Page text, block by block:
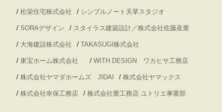
/ 松栄住宅株式会社 / シンプルノート天草スタジオ
/ SORAデザイン / スタイラス建築設計／株式会社佐藤産業
/ 大海建設株式会社 / TAKASUGI株式会社
/ 東宝ホーム株式会社 / WITH DESIGN ワカヒサ工務店
/ 株式会社ヤマダホームズ JIDAI / 株式会社ヤマックス
/ 株式会社幸保工務店 / 株式会社豊工務店 ユトリエ事業部